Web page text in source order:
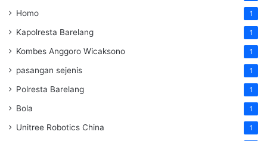
Homo 1
Kapolresta Barelang 1
Kombes Anggoro Wicaksono 1
pasangan sejenis 1
Polresta Barelang 1
Bola 1
Unitree Robotics China 1